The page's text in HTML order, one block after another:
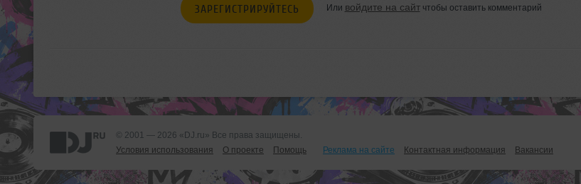
ЗАРЕГИСТРИРУЙТЕСЬ Или войдите на сайтчтобы оставить комментарий
© 2001 — 2026 «DJ.ru» Все права защищены.
Условия использования
О проекте Помощь Реклама на сайте Контактная информация Вакансии